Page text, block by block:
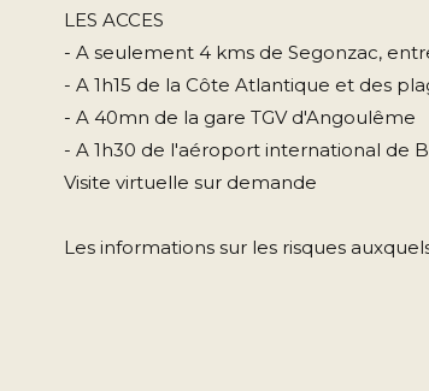
LES ACCES
- A seulement 4 kms de Segonzac,
- A 1h15 de la Côte Atlantique et des
- A 40mn de la gare TGV d'Angoulême
- A 1h30 de l'aéroport international de
Visite virtuelle sur demande
Les informations sur les risques